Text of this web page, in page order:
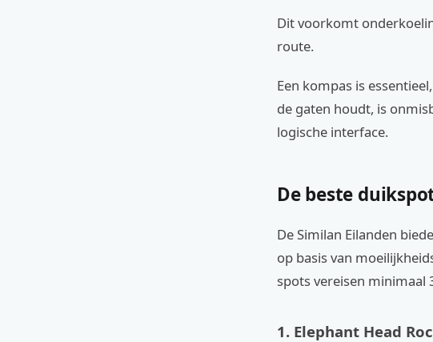
Dit voorkomt
route.
Een kompas is
de gaten houdt, is
logische interface.
De beste
De Similan Eilanden
op basis van
spots vereisen
1. Elephant Head